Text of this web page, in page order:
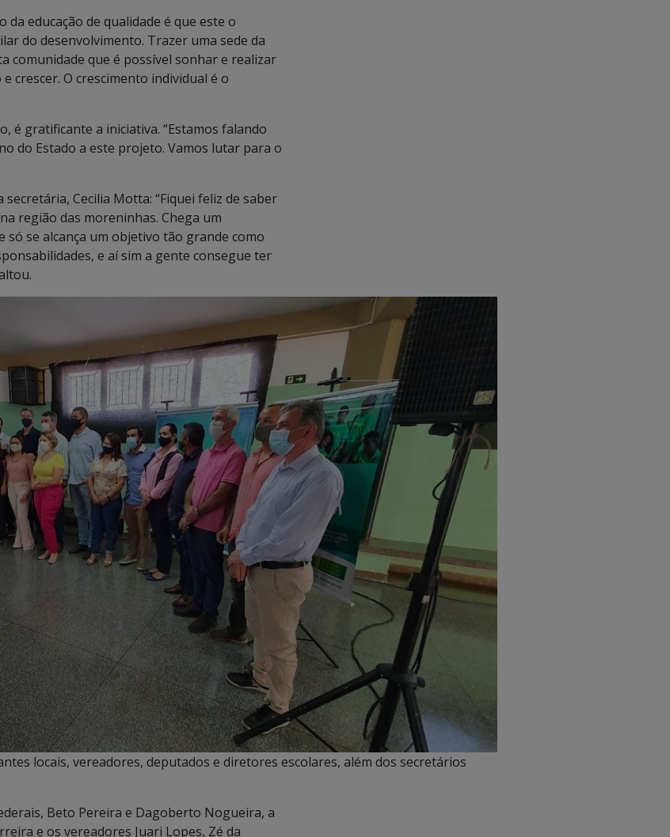
da educação de qualidade é que este o
do desenvolvimento. Trazer uma sede da
comunidade que é possível sonhar e realizar
crescer. O crescimento individual é o
é gratificante a iniciativa. “Estamos falando
do Estado a este projeto. Vamos lutar para o
Cecilia Motta: “Fiquei feliz de saber
região das moreninhas. Chega um
só se alcança um objetivo tão grande como
e aí sim a gente consegue ter
locais, vereadores, deputados e diretores escolares, além dos secretários
Beto Pereira e Dagoberto Nogueira, a
e os vereadores Juari Lopes, Zé da